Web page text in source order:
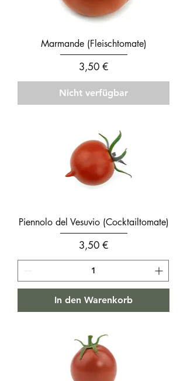
Marmande (Fleischtomate)
Preis
3,50 €
Nicht verfügbar
Piennolo del Vesuvio (Cocktailtomate)
Preis
3,50 €
In den Warenkorb